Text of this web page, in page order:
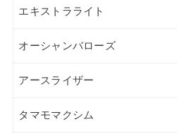
エキストラライト
オーシャンバローズ
アースライザー
タマモマクシム